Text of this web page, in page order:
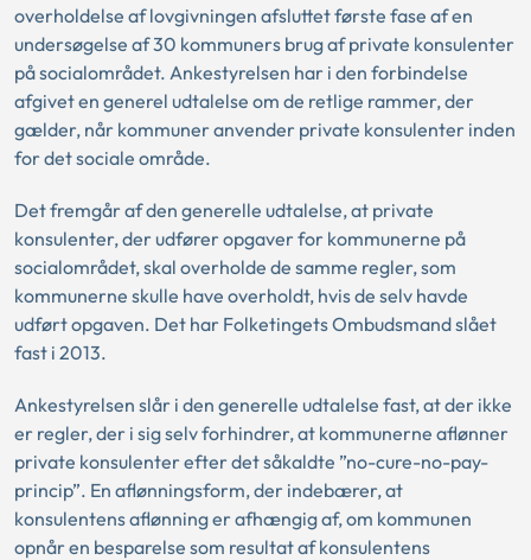
overholdelse af lovgivningen afsluttet første fase af en
undersøgelse af 30 kommuners brug af private konsulenter
på socialområdet. Ankestyrelsen har i den forbindelse
afgivet en generel udtalelse om de retlige rammer, der
gælder, når kommuner anvender private konsulenter inden
for det sociale område.
Det fremgår af den generelle udtalelse, at private
konsulenter, der udfører opgaver for kommunerne på
socialområdet, skal overholde de samme regler, som
kommunerne skulle have overholdt, hvis de selv havde
udført opgaven. Det har Folketingets Ombudsmand slået
fast i 2013.
Ankestyrelsen slår i den generelle udtalelse fast, at der ikke
er regler, der i sig selv forhindrer, at kommunerne aflønner
private konsulenter efter det såkaldte ”no-cure-no-pay-
princip”. En aflønningsform, der indebærer, at
konsulentens aflønning er afhængig af, om kommunen
opnår en besparelse som resultat af konsulentens